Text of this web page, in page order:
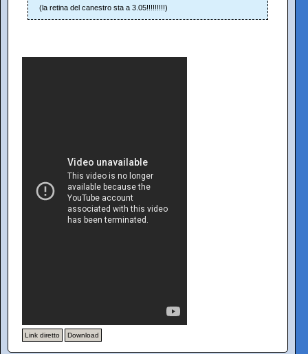
(la retina del canestro sta a 3.05!!!!!!!!!)
Link diretto Download